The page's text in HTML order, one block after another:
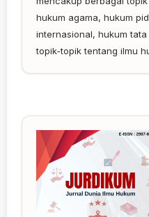
hukum agama, hukum
internasional, hukum
topik-topik tentang ilmu